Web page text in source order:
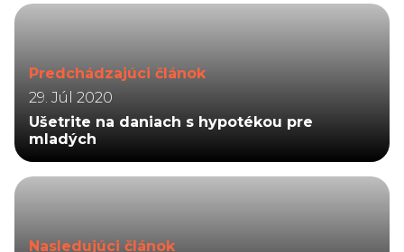
Predchádzajúci článok
29. Júl 2020
Ušetrite na daniach s hypotékou pre
mladých
Nasledujúci článok